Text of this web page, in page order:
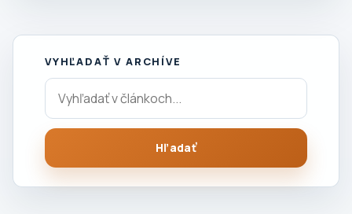
VYHĽADAŤ V ARCHÍVE
Hľadať